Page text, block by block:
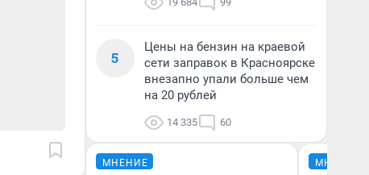
5
Цены на бензин на краевой
сети заправок в Красноярске
внезапно упали больше чем
на 20 рублей
14 335 60
МНЕНИЕ МНЕНИЕ